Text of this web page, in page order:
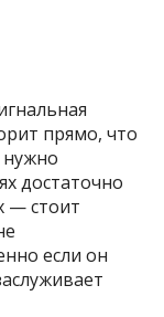
прямо, что
нужно
достаточно
— стоит
если он